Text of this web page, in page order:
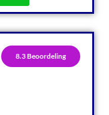
8.3 Beoordeling